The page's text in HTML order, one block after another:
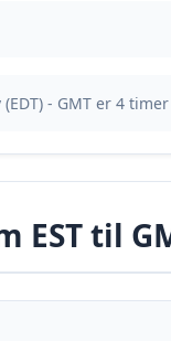
- GMT er 4
EST til